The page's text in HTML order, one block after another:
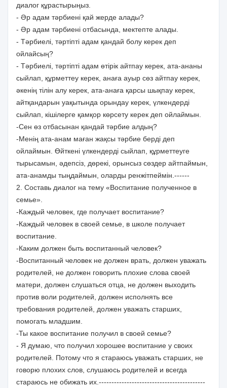
диалог құрастырыңыз.
- Әр адам тәрбиені қай жерде алады?
- Әр адам тәрбиені отбасында, мектепте алады.
- Тәрбиелі, тәртіпті адам қандай болу керек деп
ойлайсың?
- Тәрбиелі, тәртіпті адам өтірік айтпау керек, ата-ананы
сыйлап, құрметтеу керек, анаға ауыр сөз айтпау керек,
әкенің тілін алу керек, ата-анаға қарсы шықпау керек,
айтқандарын уақытында орындау керек, үлкендерді
сыйлап, кішілерге қамқор көрсету керек деп ойлаймын.
-Сен өз отбасынан қандай тәрбие алдың?
-Менің ата-анам маған жақсы тәрбие берді деп
ойлаймын. Өйткені үлкендерді сыйлап, құрметтеуге
тырысамын, әдепсіз, дөрекі, орынсыз сөздер айтпаймын,
ата-анамды тыңдаймын, оларды ренжітпеймін.------
2. Составь диалог на тему «Воспитание полученное в
семье».
-Каждый человек, где получает воспитание?
-Каждый человек в своей семье, в школе получает
воспитание.
-Каким должен быть воспитанный человек?
-Воспитанный человек не должен врать, должен уважать
родителей, не должен говорить плохие слова своей
матери, должен слушаться отца, не должен выходить
против воли родителей, должен исполнять все
требования родителей, должен уважать старших,
помогать младшим.
-Ты какое воспитание получил в своей семье?
- Я думаю, что получил хорошее воспитание у своих
родителей. Потому что я стараюсь уважать старших, не
говорю плохих слов, слушаюсь родителей и всегда
стараюсь не обижать их.------------------------------------------